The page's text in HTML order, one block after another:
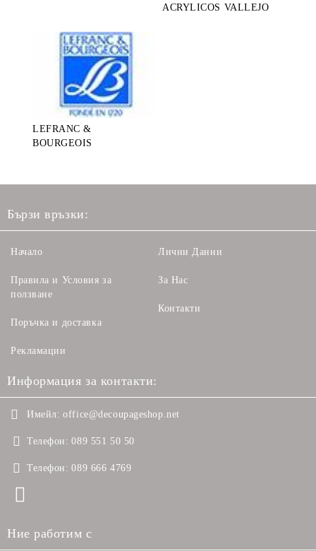
ACRYLICOS VALLEJO
LEFRANC &
BOURGEOIS
Бързи връзки:
Начало
Правила и Условия за
ползване
Поръчка и доставка
Рекламации
Лични Данни
За Нас
Контакти
Информация за контакти:
Имейл: office@decoupageshop.net
Телефон: 089 551 50 50
Телефон: 089 666 4769
Ние работим с